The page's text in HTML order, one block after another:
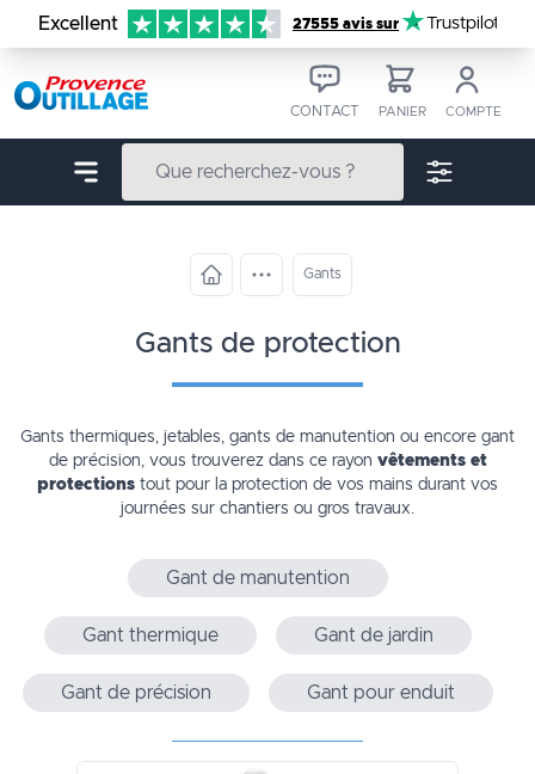
Aller au contenu
Excellent 27555 avis sur Trustpilot
CONTACT PANIER COMPTE
Gants
gants de protection
Gants thermiques, jetables, gants de manutention ou encore gant
de précision, vous trouverez dans ce rayon vêtements et
protections tout pour la protection de vos mains durant vos
journées sur chantiers ou gros travaux.
Gant de manutention
Gant thermique Gant de jardin
Gant de précision Gant pour enduit